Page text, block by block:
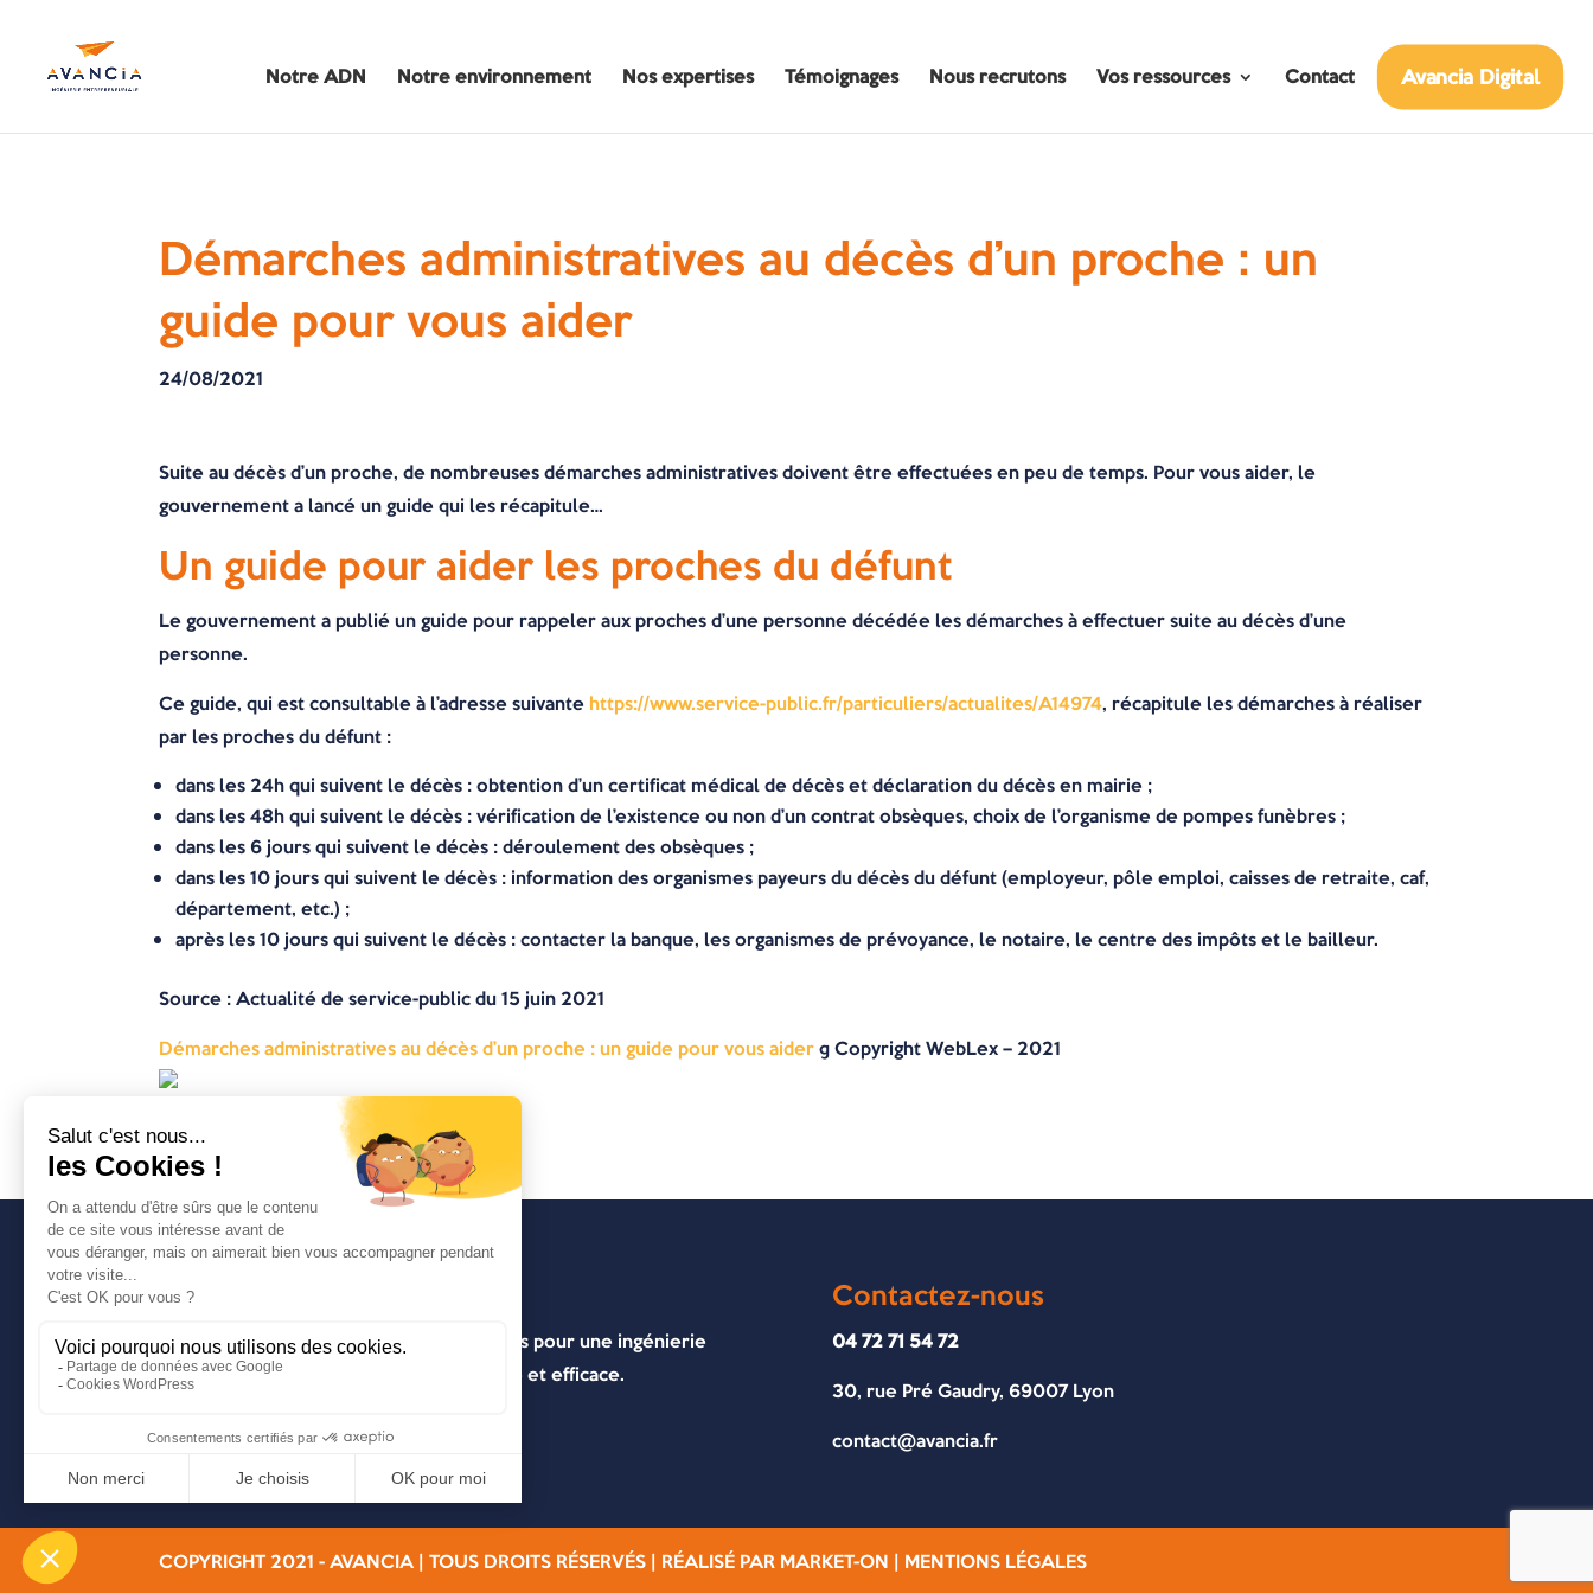
Notre ADN Notre environnement Nos expertises Témoignages Nous recrutons Vos ressources Contact Avancia Digital
Démarches administratives au décès d’un proche : un
guide pour vous aider
24/08/2021
Suite au décès d’un proche, de nombreuses démarches administratives doivent être effectuées en peu de temps. Pour vous aider, le
gouvernement a lancé un guide qui les récapitule…
Un guide pour aider les proches du défunt
Le gouvernement a publié un guide pour rappeler aux proches d’une personne décédée les démarches à effectuer suite au décès d’une
personne.
Ce guide, qui est consultable à l’adresse suivante https://www.service-public.fr/particuliers/actualites/A14974, récapitule les démarches à réaliser
par les proches du défunt :
dans les 24h qui suivent le décès : obtention d’un certificat médical de décès et déclaration du décès en mairie ;
dans les 48h qui suivent le décès : vérification de l’existence ou non d’un contrat obsèques, choix de l’organisme de pompes funèbres ;
dans les 6 jours qui suivent le décès : déroulement des obsèques ;
dans les 10 jours qui suivent le décès : information des organismes payeurs du décès du défunt (employeur, pôle emploi, caisses de retraite, caf,
département, etc.) ;
après les 10 jours qui suivent le décès : contacter la banque, les organismes de prévoyance, le notaire, le centre des impôts et le bailleur.
Source : Actualité de service-public du 15 juin 2021
Démarches administratives au décès d’un proche : un guide pour vous aider© Copyright WebLex – 2021
Avancia
Un cabinet d’expertise comptable lyonnais pour une ingénierie
entrepreneuriale pragmatique, innovante et efficace.
Contactez-nous
04 72 71 54 72
30, rue Pré Gaudry, 69007 Lyon
contact@avancia.fr
COPYRIGHT 2021 - AVANCIA | TOUS DROITS RÉSERVÉS | RÉALISÉ PAR MARKET-ON | MENTIONS LÉGALES